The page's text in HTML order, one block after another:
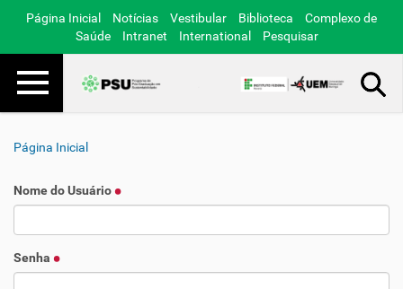
Página Inicial Notícias Vestibular Biblioteca
Complexo de
Saúde
Intranet International Pesquisar
Toggle navigation
Página Inicial
Nome do Usuário
Senha